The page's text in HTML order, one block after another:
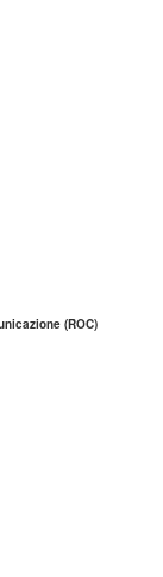
(ROC)